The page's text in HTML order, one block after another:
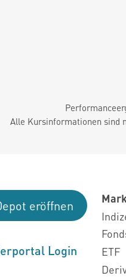
Alle Kursinformationen sind
eröffnen
Login
ETF